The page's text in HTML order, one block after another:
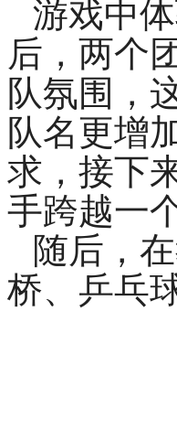
游戏中
后，两个
队氛围，
队名更增
求，接下
手跨越一
随后，
桥、乒乓